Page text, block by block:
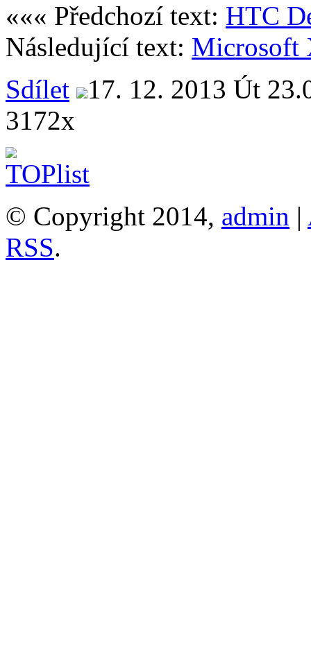
««« Předchozí text: HTC
Následující text: Microsoft
Sdílet
17. 12. 2013 Út
3172x
© Copyright 2014, admin |
RSS.